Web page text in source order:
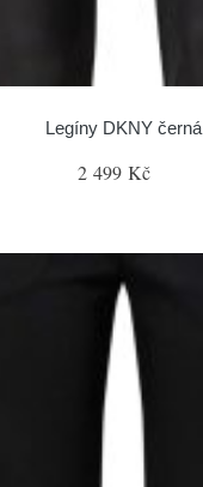
Legíny DKNY černá
2 499 Kč